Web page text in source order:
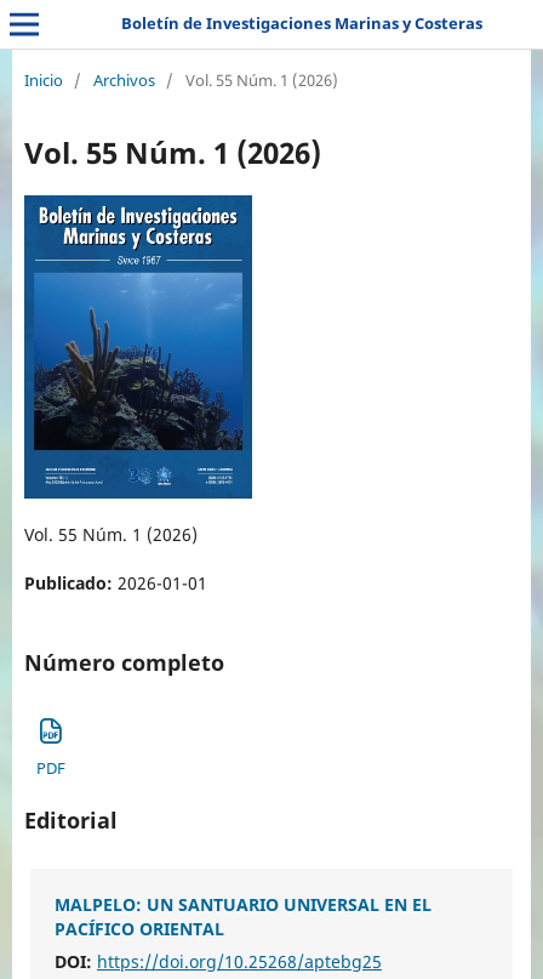
Boletín de Investigaciones Marinas y Costeras
Inicio / Archivos / Vol. 55 Núm. 1 (2026)
Vol. 55 Núm. 1 (2026)
Vol. 55 Núm. 1 (2026)
Publicado: 2026-01-01
Número completo
PDF
Editorial
MALPELO: UN SANTUARIO UNIVERSAL EN EL
PACÍFICO ORIENTAL
DOI: https://doi.org/10.25268/aptebg25